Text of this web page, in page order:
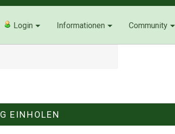
Login Informationen Community
EINHOLEN